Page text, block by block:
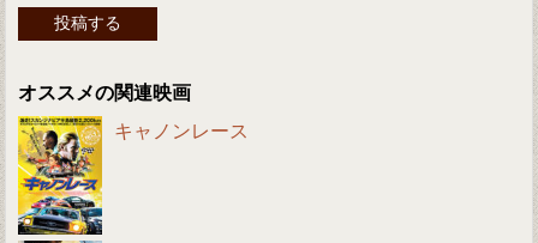
オススメの関連映画
キャノンレース